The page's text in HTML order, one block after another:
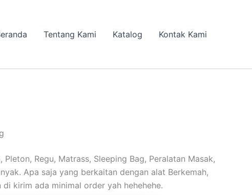
Tentang Kami Katalog Kontak Kami
Regu, Matrass, Sleeping Bag, Peralatan Masak,
Apa saja yang berkaitan dengan alat Berkemah,
kirim ada minimal order yah hehehehe.